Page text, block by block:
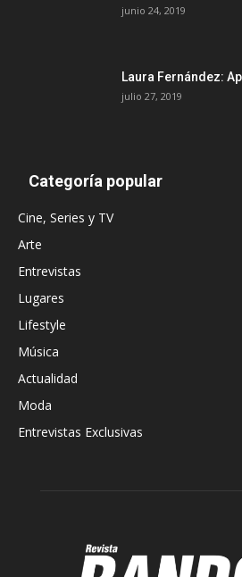
junio 24, 2019
Laura Fernández:
julio 27, 2019
Categoría popular
Cine, Series y TV
Arte
Entrevistas
Lugares
Lifestyle
Música
Actualidad
Moda
Entrevistas Exclusivas